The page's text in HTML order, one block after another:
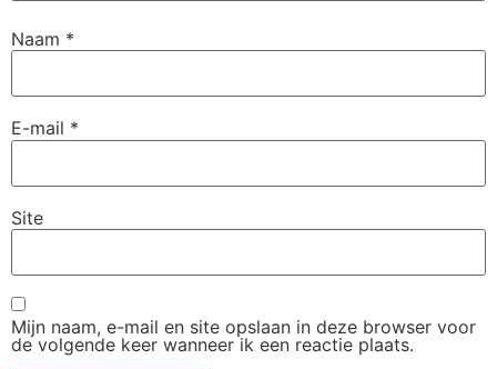
Naam *
E-mail *
Site
Mijn naam, e-mail en site opslaan in deze browser voor
de volgende keer wanneer ik een reactie plaats.